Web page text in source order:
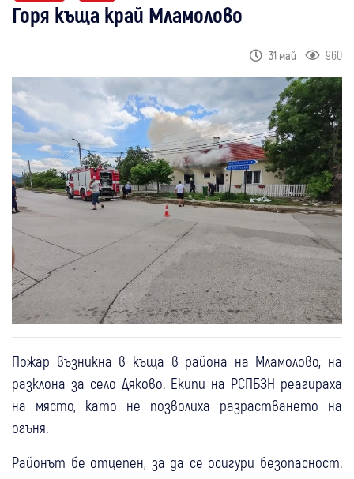
Горя къща край Мламолово
31 май 960
Пожар възникна в къща в района на Мламолово, на
разклона за село Дяково. Екипи на РСПБЗН реагираха
на място, като не позволиха разрастването на
огъня.
Районът бе отцепен, за да се осигури безопасност.